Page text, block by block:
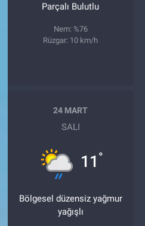
Parçalı Bulutlu
Nem: %76
Rüzgar: 10 km/h
24 MART
SALI
11 °
Bölgesel düzensiz yağmur
yağışlı